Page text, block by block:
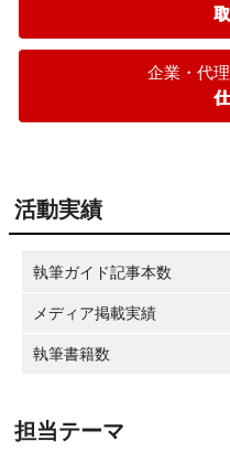
企業・代
活動実績
執筆ガイド記事本数
メディア掲載実績
執筆書籍数
担当テーマ